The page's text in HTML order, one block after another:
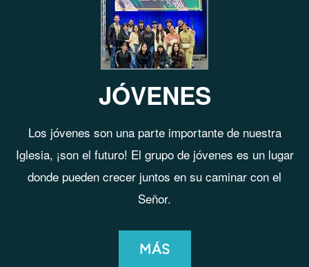
JÓVENES
Los jóvenes son una parte importante de nuestra
Iglesia, ¡son el futuro! El grupo de jóvenes es un lugar
donde pueden crecer juntos en su caminar con el
Señor.
MÁS